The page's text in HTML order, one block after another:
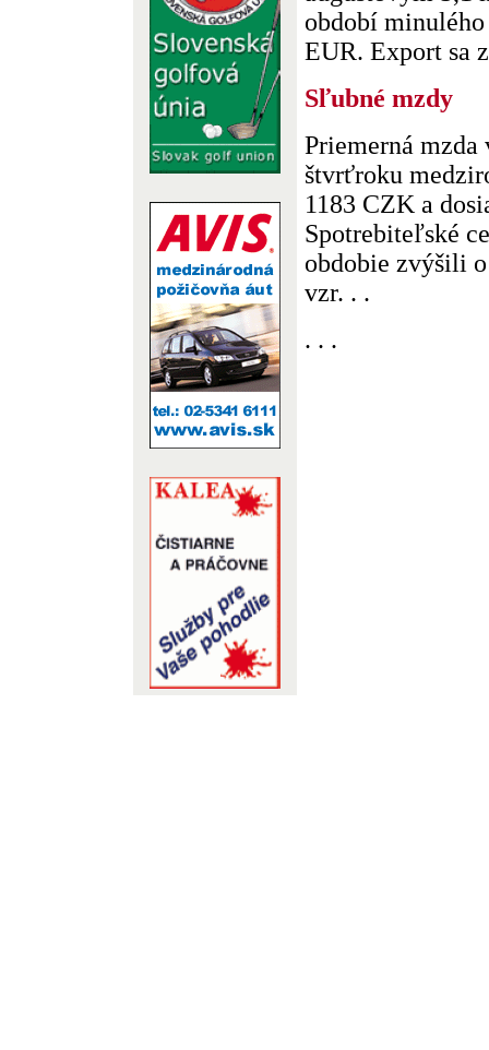
období
EUR. Export sa
Sľubné mzdy
Priemerná
štvrťroku
1183 CZK a
Spotrebiteľské
obdobie zvýšili
vzr. . .
. . .